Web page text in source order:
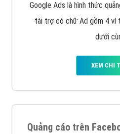
Google Ads là hình thức
tài trợ có chữ Ad gồm 4 ví
dưới
XEM CHI
Quảng cáo trên